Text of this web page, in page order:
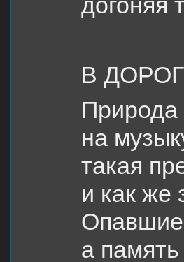
В
Природа
на
такая
и как же
Опавшие
а